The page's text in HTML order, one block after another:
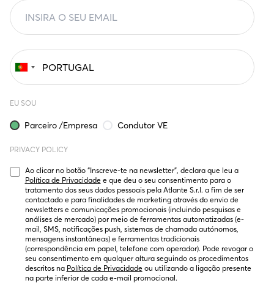
EU SOU
Parceiro /Empresa Condutor VE
PRIVACY POLICY
Ao clicar no botão “Inscreve-te na newsletter”, declara que leu a
Política de Privacidade e que deu o seu consentimento para o
tratamento dos seus dados pessoais pela Atlante S.r.l. a fim de ser
contactado e para finalidades de marketing através do envio de
newsletters e comunicações promocionais (incluindo pesquisas e
análises de mercado) por meio de ferramentas automatizadas (e-
mail, SMS, notificações push, sistemas de chamada autónomos,
mensagens instantâneas) e ferramentas tradicionais
(correspondência em papel, telefone com operador). Pode revogar o
seu consentimento em qualquer altura seguindo os procedimentos
descritos na Política de Privacidade ou utilizando a ligação presente
na parte inferior de cada e-mail promocional.